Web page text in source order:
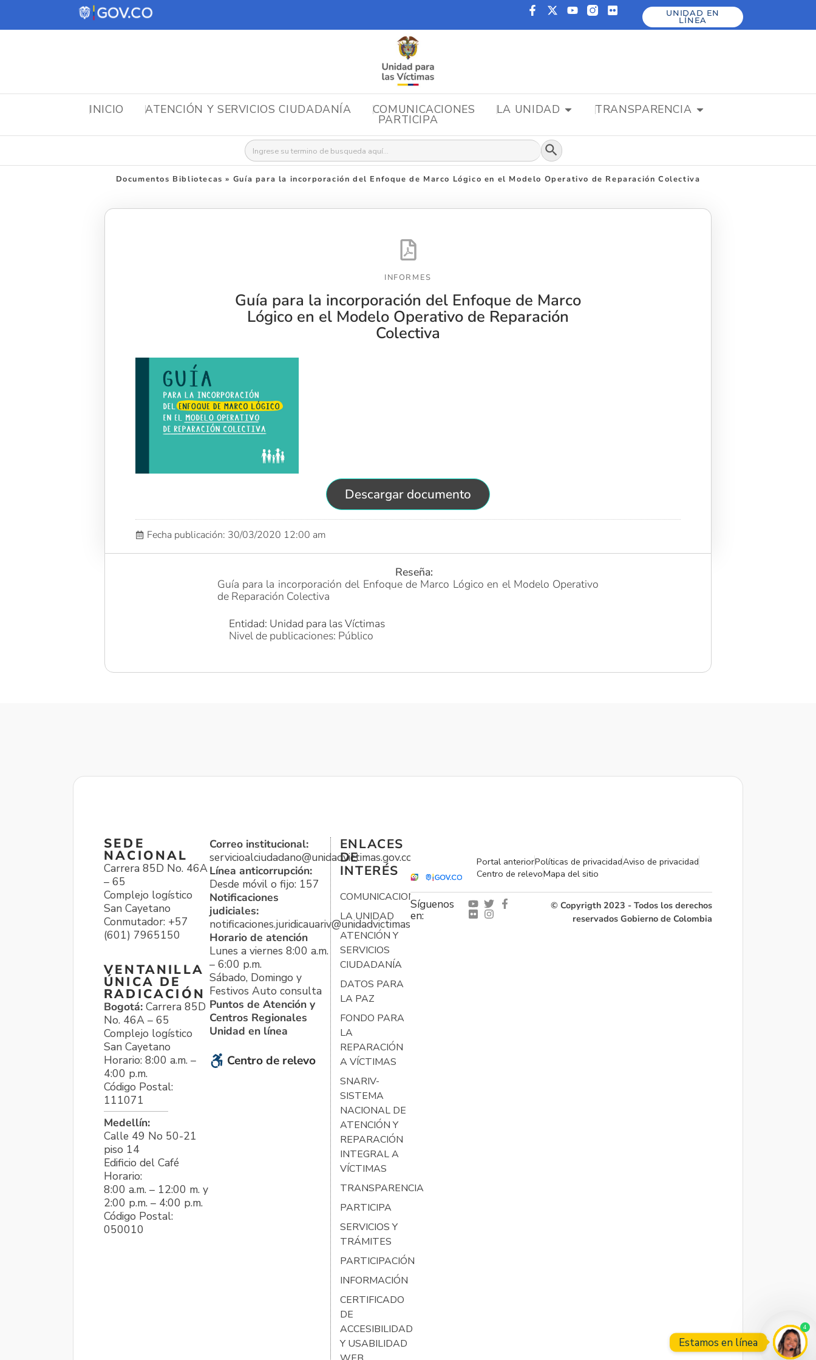
UNIDAD EN
LÍNEA
INICIO ATENCIÓN Y SERVICIOS CIUDADANÍA COMUNICACIONES LA UNIDAD TRANSPARENCIA
PARTICIPA
Buscar: Botón de búsqueda
Documentos Bibliotecas » Guía para la incorporación del Enfoque de Marco Lógico en el Modelo Operativo de Reparación Colectiva
INFORMES
Guía para la incorporación del Enfoque de Marco
Lógico en el Modelo Operativo de Reparación
Colectiva
Descargar documento
Fecha publicación: 30/03/2020 12:00 am
Reseña:
Guía para la incorporación del Enfoque de Marco Lógico en el Modelo Operativo
de Reparación Colectiva
Entidad: Unidad para las Víctimas
Nivel de publicaciones: Público
SEDE
NACIONAL
Carrera 85D No. 46A
– 65
Complejo logístico
San Cayetano
Conmutador: +57
(601) 7965150
VENTANILLA
ÚNICA DE
RADICACIÓN
Bogotá: Carrera 85D
No. 46A – 65
Complejo logístico
San Cayetano
Horario: 8:00 a.m. –
4:00 p.m.
Código Postal:
111071
Medellín:
Calle 49 No 50-21
piso 14
Edificio del Café
Horario:
8:00 a.m. – 12:00 m. y
2:00 p.m. – 4:00 p.m.
Código Postal:
050010
Correo institucional:
servicioalciudadano@unidadvictimas.gov.co
Línea anticorrupción:
Desde móvil o fijo: 157
Notificaciones
judiciales:
notificaciones.juridicauariv@unidadvictimas.gov.co
Horario de atención
Lunes a viernes 8:00 a.m.
– 6:00 p.m.
Sábado, Domingo y
Festivos Auto consulta
Puntos de Atención y
Centros Regionales
Unidad en línea
Centro de relevo
ENLACES
DE
INTERÉS
COMUNICACIONES
LA UNIDAD
ATENCIÓN Y
SERVICIOS
CIUDADANÍA
DATOS PARA
LA PAZ
FONDO PARA
LA
REPARACIÓN
A VÍCTIMAS
SNARIV-
SISTEMA
NACIONAL DE
ATENCIÓN Y
REPARACIÓN
INTEGRAL A
VÍCTIMAS
TRANSPARENCIA
PARTICIPA
SERVICIOS Y
TRÁMITES
PARTICIPACIÓN
INFORMACIÓN
CERTIFICADO
DE
ACCESIBILIDAD
Y USABILIDAD
Portal anteriorPolíticas de privacidadAviso de privacidad
Centro de relevoMapa del sitio
Síguenos
en:
© Copyrigth 2023 - Todos los derechos
reservados Gobierno de Colombia
Estamos en línea
4